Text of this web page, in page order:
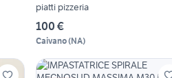
piatti pizzeria
100 €
Caivano(NA)